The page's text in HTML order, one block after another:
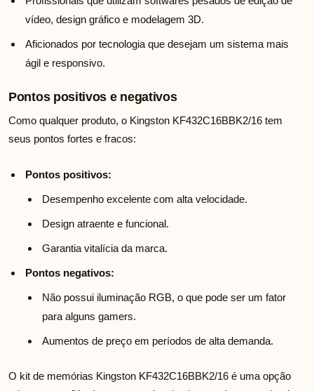
vídeo, design gráfico e modelagem 3D.
Aficionados por tecnologia que desejam um sistema mais
ágil e responsivo.
Pontos positivos e negativos
Como qualquer produto, o Kingston KF432C16BBK2/16 tem
seus pontos fortes e fracos:
Pontos positivos:
Desempenho excelente com alta velocidade.
Design atraente e funcional.
Garantia vitalícia da marca.
Pontos negativos:
Não possui iluminação RGB, o que pode ser um fator
para alguns gamers.
Aumentos de preço em períodos de alta demanda.
O kit de memórias Kingston KF432C16BBK2/16 é uma opção